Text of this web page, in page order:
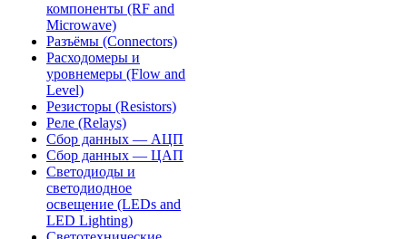
компоненты (RF and
Microwave)
Разъёмы (Connectors)
Расходомеры и
уровнемеры (Flow and
Level)
Резисторы (Resistors)
Реле (Relays)
Сбор данных — АЦП
Сбор данных — ЦАП
Светодиоды и
светодиодное
освещение (LEDs and
LED Lighting)